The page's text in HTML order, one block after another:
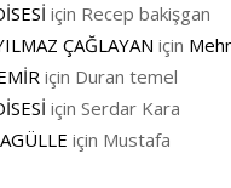
için Recep bakişgan
ÇAĞLAYAN için
için Duran temel
için Serdar Kara
için Mustafa